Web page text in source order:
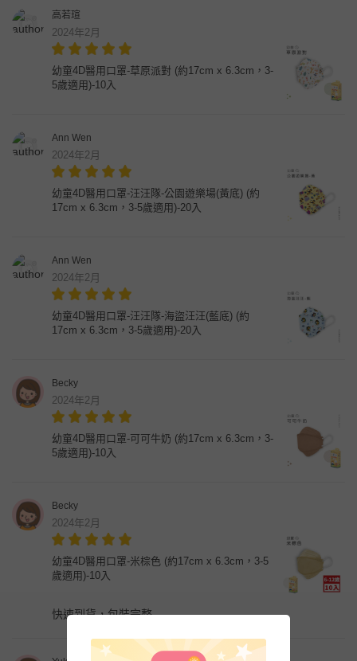
高若瑄
2024年2月
幼童4D醫用口罩-草原派對 (約17cm x 6.3cm，3-
5歲適用)-10入
Ann Wen
2024年2月
幼童4D醫用口罩-汪汪隊-公園遊樂場(黃底) (約
17cm x 6.3cm，3-5歲適用)-20入
Ann Wen
2024年2月
幼童4D醫用口罩-汪汪隊-海盜汪汪(藍底) (約
17cm x 6.3cm，3-5歲適用)-20入
Becky
2024年2月
幼童4D醫用口罩-可可牛奶 (約17cm x 6.3cm，3-
5歲適用)-10入
Becky
2024年2月
幼童4D醫用口罩-米棕色 (約17cm x 6.3cm，3-5
歲適用)-10入
快速到貨，包裝完整